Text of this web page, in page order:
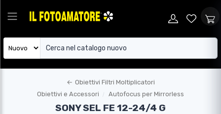
← Obiettivi Filtri Moltiplicatori
Obiettivi e Accessori
Autofocus per Mirrorless
SONY SEL FE 12-24/4 G